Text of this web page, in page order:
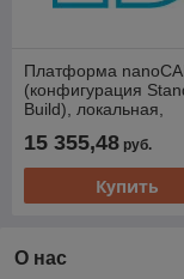
Платформа
(конфигурация
Build), локальная,
подпиской на
15 355,48 руб.
Купить
О нас